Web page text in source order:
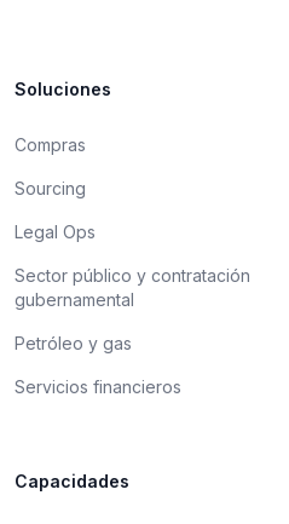
Soluciones
Compras
Sourcing
Legal Ops
Sector público y contratación
gubernamental
Petróleo y gas
Servicios financieros
Capacidades